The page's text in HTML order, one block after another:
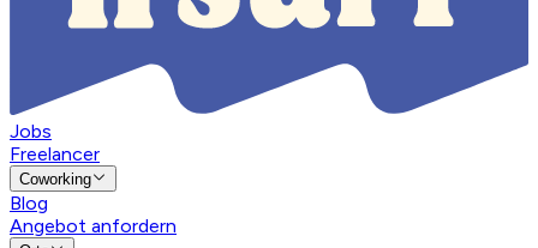
Jobs
Freelancer
Coworking
Blog
Angebot anfordern